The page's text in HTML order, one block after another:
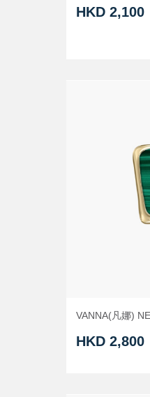
HKD 2,100
VANNA(凡娜)
HKD 2,800